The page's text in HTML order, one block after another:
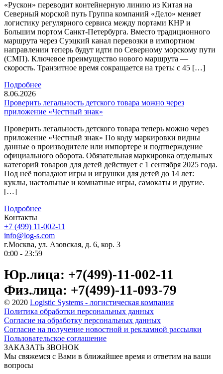
«Рускон» переводит контейнерную линию из Китая на
Северный морской путь Группа компаний «Дело» меняет
логистику регулярного сервиса между портами КНР и
Большим портом Санкт-Петербурга. Вместо традиционного
маршрута через Суэцкий канал перевозки в импортном
направлении теперь будут идти по Северному морскому пути
(СМП). Ключевое преимущество нового маршрута —
скорость. Транзитное время сокращается на треть: с 45 […]
Подробнее
8.06.2026
Проверить легальность детского товара можно через
приложение «Честный знак»
Проверить легальность детского товара теперь можно через
приложение «Честный знак» По коду маркировки видны
данные о производителе или импортере и подтверждение
официального оборота. Обязательная маркировка отдельных
категорий товаров для детей действует с 1 сентября 2025 года.
Под неё попадают игры и игрушки для детей до 14 лет:
куклы, настольные и комнатные игры, самокаты и другие.
[…]
Подробнее
Контакты
+7 (499) 11-002-11
info@log-s.com
г.Москва, ул. Азовская, д. 6, кор. 3
0:00 - 23:59
Юр.лица: +7(499)-11-002-11
Физ.лица: +7(499)-11-093-79
© 2020 Logistic Systems - логистическая компания
Политика обработки персональных данных
Согласие на обработку персональных данных
Согласие на получение новостной и рекламной рассылки
Пользовательское соглашение
ЗАКАЗАТЬ ЗВОНОК
Мы свяжемся с Вами в ближайшее время и ответим на ваши
вопросы